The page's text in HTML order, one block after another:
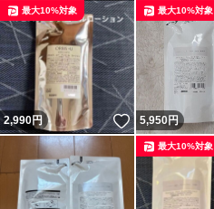
2,990円 いいね！
最大10%対象
5,950円
最大10%対象
最大10%対象